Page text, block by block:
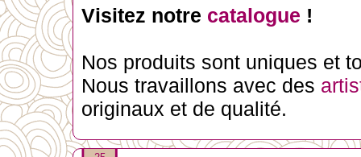
Visitez notre catalogue !
Nos produits sont uniques et
Nous travaillons avec des
originaux et de qualité.